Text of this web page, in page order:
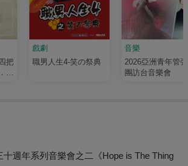
把
吉
戲劇
職男人生4-笑の祭典
音樂
2026亞洲青年管
團訪台音樂會
週年系列音樂會之二《Hope is The Thing